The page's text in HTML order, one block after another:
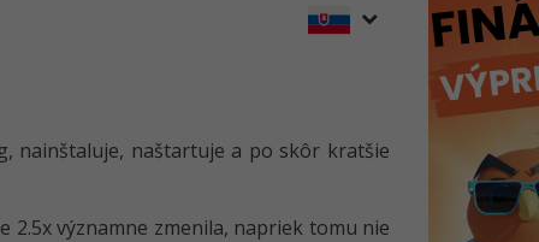
nainštaluje, naštartuje a po skôr kratšie
2.5x významne zmenila, napriek tomu nie